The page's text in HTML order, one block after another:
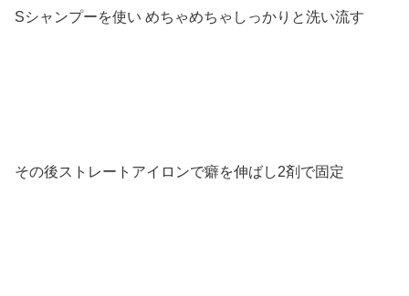
Sシャンプーを使い めちゃめちゃしっかりと洗い流す
その後ストレートアイロンで癖を伸ばし2剤で固定